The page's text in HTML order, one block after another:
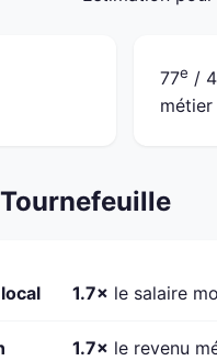
77e /
métier
1.7× le salaire
1.7× le revenu